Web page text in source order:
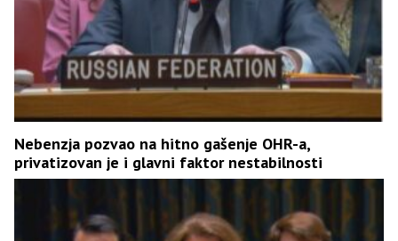
Nebenzja pozvao na hitno gašenje OHR-a,
privatizovan je i glavni faktor nestabilnosti